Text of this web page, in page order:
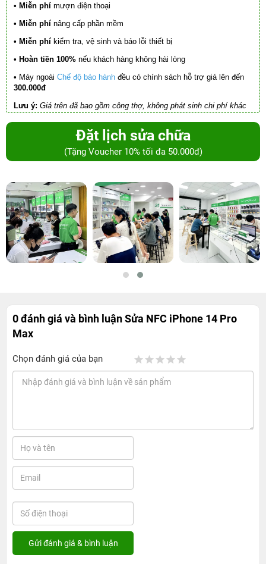
• Miễn phí mượn điện thoại
• Miễn phí nâng cấp phần mềm
• Miễn phí kiểm tra, vệ sinh và báo lỗi thiết bị
• Hoàn tiền 100% nếu khách hàng không hài lòng
• Máy ngoài Chế độ bảo hành đều có chính sách hỗ trợ giá lên đến
300.000đ
Lưu ý: Giá trên đã bao gồm công thợ, không phát sinh chi phí khác
Đặt lịch sửa chữa
(Tặng Voucher 10% tối đa 50.000đ)
0 đánh giá và bình luậnSửa NFC iPhone 14 Pro
Max
Chọn đánh giá của bạn